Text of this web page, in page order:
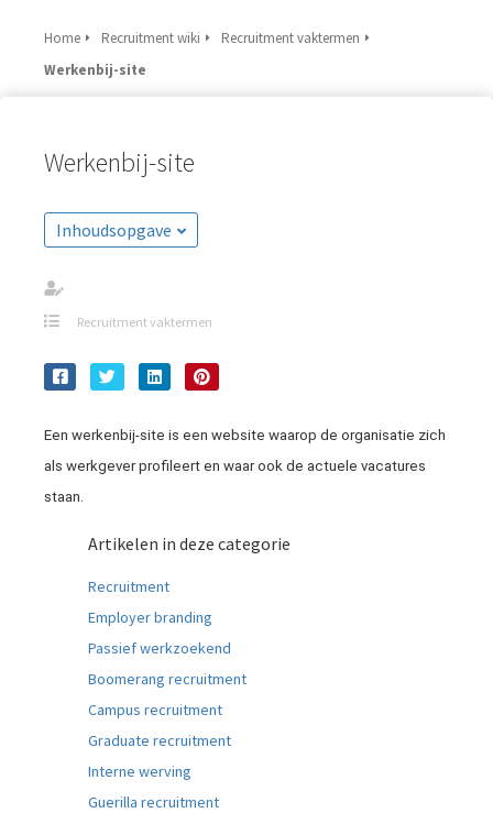
Home Recruitment wiki
Recruitment vaktermen
Werkenbij-site
Werkenbij-site
Inhoudsopgave
Recruitment vaktermen
Een werkenbij-site is een website waarop de organisatie zich
als werkgever profileert en waar ook de actuele vacatures
staan.
Artikelen in deze categorie
Recruitment
Employer branding
Passief werkzoekend
Boomerang recruitment
Campus recruitment
Graduate recruitment
Interne werving
Guerilla recruitment